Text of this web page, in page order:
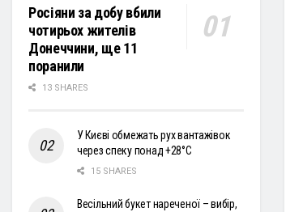
Росіяни за добу вбили
чотирьох жителів
Донеччини, ще 11
поранили
13 SHARES
У Києві обмежать рух вантажівок
через спеку понад +28°С
15 SHARES
Весільний букет нареченої – вибір,